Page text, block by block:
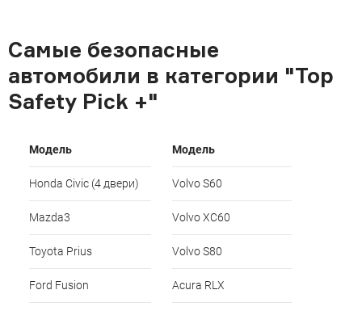
Самые безопасные
автомобили в категории "Top
Safety Pick +"
Модель Модель
Honda Civic (4 двери) Volvo S60
Mazda3 Volvo XC60
Toyota Prius Volvo S80
Ford Fusion Acura RLX